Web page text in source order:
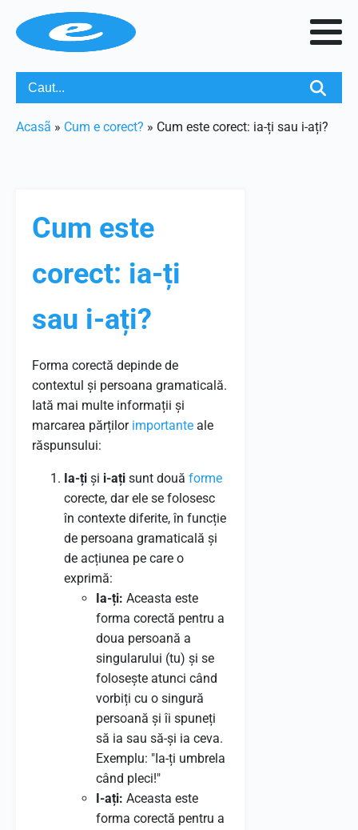
Acasã » Cum e corect? » Cum este corect: ia-ți sau i-ați?
Cum este
corect: ia-ți
sau i-ați?
Forma corectă depinde de
contextul și persoana gramaticală.
Iată mai multe informații și
marcarea părților importante ale
răspunsului:
Ia-ți și i-ați sunt două forme
corecte, dar ele se folosesc
în contexte diferite, în funcție
de persoana gramaticală și
de acțiunea pe care o
exprimă:
Ia-ți: Aceasta este
forma corectă pentru a
doua persoană a
singularului (tu) și se
folosește atunci când
vorbiți cu o singură
persoană și îi spuneți
să ia sau să-și ia ceva.
Exemplu: "Ia-ți umbrela
când pleci!"
I-ați: Aceasta este
forma corectă pentru a